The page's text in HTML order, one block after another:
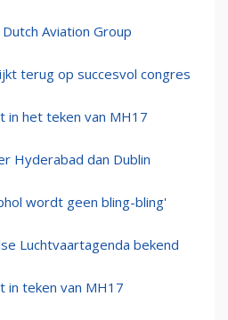
Aviation Group
terug op succesvol congres
in het teken van MH17
Hyderabad dan Dublin
wordt geen bling-bling'
Luchtvaartagenda bekend
in teken van MH17